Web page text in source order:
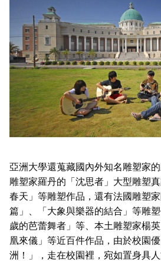
亞洲大學還蒐藏國內外知名雕塑家
雕塑家羅丹的「沈思者」大型雕塑
春天」等雕塑作品，還有法國雕塑
篇」、「大象與樂器的結合」等雕
歲的芭蕾舞者」等、本土雕塑家楊
凰來儀」等近百件作品，由於校園
洲！」，走在校園裡，宛如置身具人